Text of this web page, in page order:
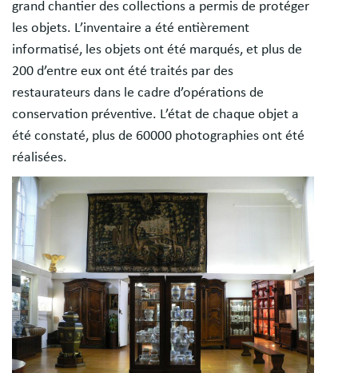
grand chantier des collections a permis de protéger
les objets. L’inventaire a été entièrement
informatisé, les objets ont été marqués, et plus de
200 d’entre eux ont été traités par des
restaurateurs dans le cadre d’opérations de
conservation préventive. L’état de chaque objet a
été constaté, plus de 60000 photographies ont été
réalisées.
Image